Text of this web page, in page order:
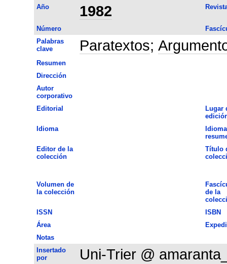
Año 1982
Número
Palabras
clave
Paratextos;
Resumen
Dirección
Autor
corporativo
Editorial
Lugar
Idioma
Editor de la
colección
Título
Volumen de
la colección
de la
ISSN
ISBN
Área
Notas
Insertado
por
Uni-Trier @